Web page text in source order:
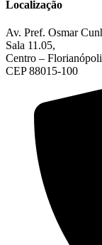
Localização
Av. Pref. Osmar
Sala 11.05,
Centro –
CEP 88015-100